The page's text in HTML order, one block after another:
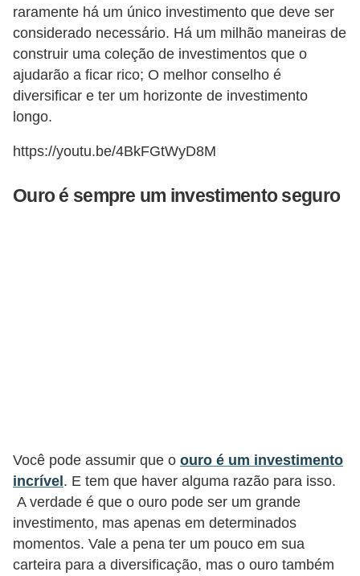
raramente há um único investimento que deve ser
considerado necessário. Há um milhão maneiras de
construir uma coleção de investimentos que o
ajudarão a ficar rico; O melhor conselho é
diversificar e ter um horizonte de investimento
longo.
https://youtu.be/4BkFGtWyD8M
Ouro é sempre um investimento seguro
Você pode assumir que o ouro é um investimento
incrível. E tem que haver alguma razão para isso.
A verdade é que o ouro pode ser um grande
investimento, mas apenas em determinados
momentos. Vale a pena ter um pouco em sua
carteira para a diversificação, mas o ouro também
g
r
a
m
a
s
d
r